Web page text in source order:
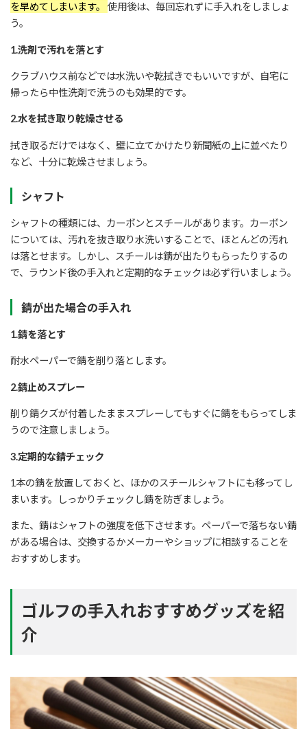
を早めてしまいます。 使用後は、毎回忘れずに手入れをしましょ
う。
1.洗剤で汚れを落とす
クラブハウス前などでは水洗いや乾拭きでもいいですが、自宅に
帰ったら中性洗剤で洗うのも効果的です。
2.水を拭き取り乾燥させる
拭き取るだけではなく、壁に立てかけたり新聞紙の上に並べたり
など、十分に乾燥させましょう。
シャフト
シャフトの種類には、カーボンとスチールがあります。カーボン
については、汚れを抜き取り水洗いすることで、ほとんどの汚れ
は落とせます。しかし、スチールは錆が出たりもらったりするの
で、ラウンド後の手入れと定期的なチェックは必ず行いましょう。
錆が出た場合の手入れ
1.錆を落とす
耐水ペーパーで錆を削り落とします。
2.錆止めスプレー
削り錆クズが付着したままスプレーしてもすぐに錆をもらってしま
うので注意しましょう。
3.定期的な錆チェック
1本の錆を放置しておくと、ほかのスチールシャフトにも移ってし
まいます。しっかりチェックし錆を防ぎましょう。
また、錆はシャフトの強度を低下させます。ペーパーで落ちない錆
がある場合は、交換するかメーカーやショップに相談することを
おすすめします。
ゴルフの手入れおすすめグッズを紹
介